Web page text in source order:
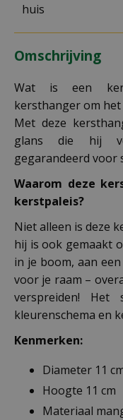
huis
Omschrijving
Wat is een
kersthanger om
Met deze
glans die hij
gegarandeerd voor
Waarom deze
kerstpaleis?
Niet alleen is deze
hij is ook gemaakt
in je boom, aan
voor je raam –
verspreiden!
kleurenschema en
Kenmerken:
Diameter 11
Hoogte 11 cm
Materiaal